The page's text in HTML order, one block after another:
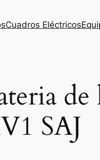
Cuadros Eléctricos
SAJ